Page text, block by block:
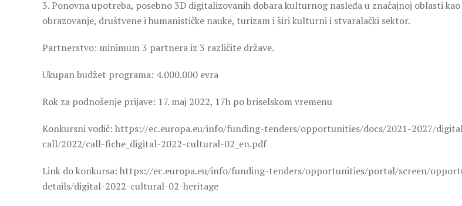
3. Ponovna upotreba, posebno 3D digitalizovanih dobara kulturnog nasleđa u značajnoj oblasti
obrazovanje, društvene i humanističke nauke, turizam i širi kulturni i stvaralački sektor.
Partnerstvo: minimum 3 partnera iz 3 različite države.
Ukupan budžet programa: 4.000.000 evra
Rok za podnošenje prijave: 17. maj 2022, 17h po briselskom vremenu
Konkursni vodič: https://ec.europa.eu/info/funding-tenders/opportunities/docs/2021-2027/
call/2022/call-fiche_digital-2022-cultural-02_en.pdf
Link do konkursa: https://ec.europa.eu/info/funding-tenders/opportunities/portal/screen/
details/digital-2022-cultural-02-heritage